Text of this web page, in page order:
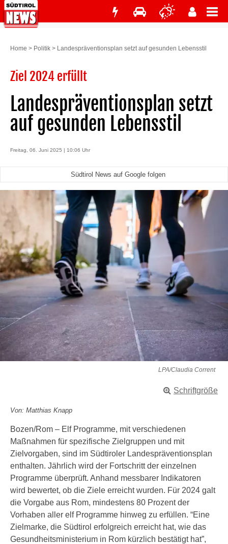
Home > Politik > Landespräventionsplan setzt auf gesunden Lebensstil
Ziel 2024 erfüllt
Landespräventionsplan setzt
auf gesunden Lebensstil
Freitag, 06. Juni 2025 | 10:06 Uhr
Südtirol News auf Google folgen
LPA/Claudia Corrent
Schriftgröße
Von: Matthias Knapp
Bozen/Rom – Elf Programme, mit verschiedenen
Maßnahmen für spezifische Zielgruppen und mit
Zielvorgaben, sind im Südtiroler Landespräventionsplan
enthalten. Jährlich wird der Fortschritt der einzelnen
Programme überprüft. Anhand messbarer Indikatoren
wird bewertet, ob die Ziele erreicht wurden. Für 2024 galt
die Vorgabe aus Rom, mindestens 80 Prozent der
Vorhaben aller elf Programme hinweg zu erfüllen. “Eine
Zielmarke, die Südtirol erfolgreich erreicht hat, wie das
Gesundheitsministerium in Rom kürzlich bestätigt hat”,